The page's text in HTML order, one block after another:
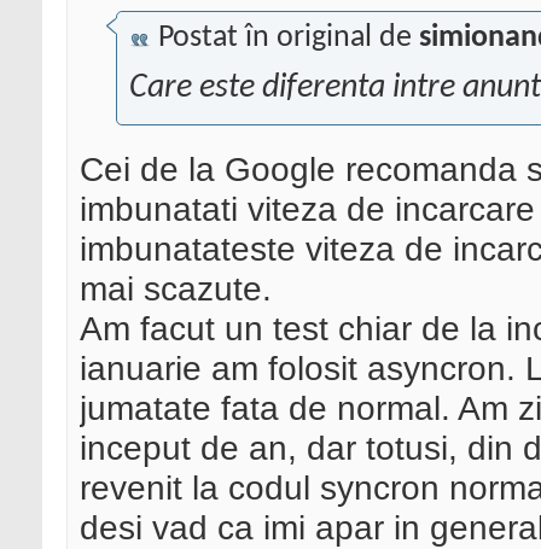
Postat în original de
Care este diferenta intre
Cei de la Google recomanda
imbunatati viteza de
imbunatateste viteza de
mai scazute.
Am facut un test chiar de la
ianuarie am folosit asyncron.
jumatate fata de normal. Am
inceput de an, dar totusi, din
revenit la codul syncron
desi vad ca imi apar in